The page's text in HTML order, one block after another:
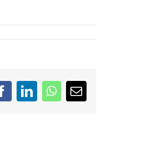
Facebook
LinkedInWhatsApp
Email